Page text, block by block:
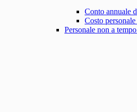
Conto annuale
Costo
Personale non a